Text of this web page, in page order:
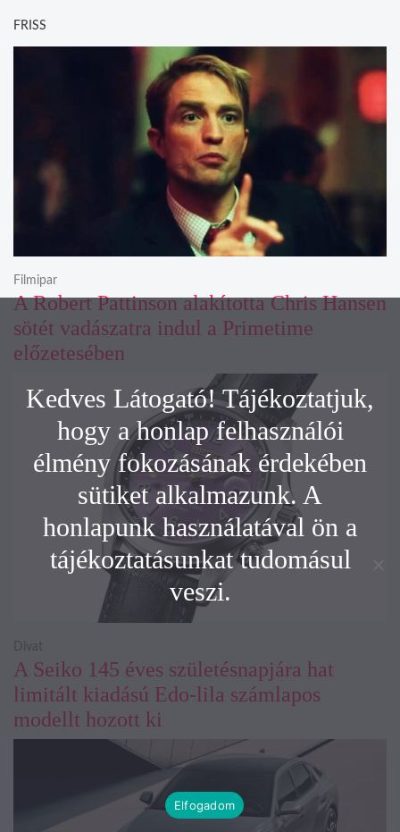
FRISS
A Robert Pattinson alakította Chris Hansen
sötét vadászatra indul a Primetime
előzetesében
Filmipar
A Seiko 145 éves születésnapjára hat
limitált kiadású Edo-lila számlapos
modellt hozott ki
Divat
Kedves Látogató! Tájékoztatjuk,
hogy a honlap felhasználói
élmény fokozásának érdekében
sütiket alkalmazunk. A
honlapunk használatával ön a
tájékoztatásunkat tudomásul
veszi.
Elfogadom